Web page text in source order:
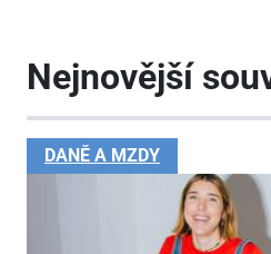
Nejnovější
DANĚ A MZDY